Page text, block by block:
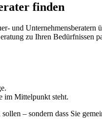
finden
und
zu Ihren Bedürfnissen
im Mittelpunkt steht.
– sondern dass Sie